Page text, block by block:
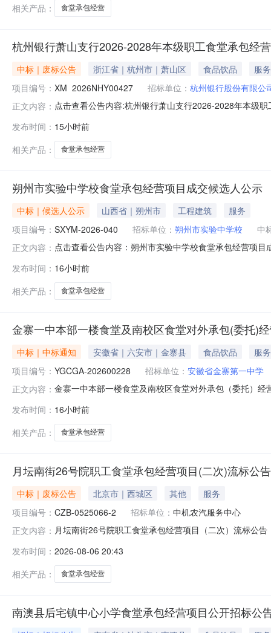
相关产品：
食堂承包经营
杭州银行萧山支行2026-2028年本级职工食堂承包经
中标｜废标公告 浙江省｜杭州市｜萧山区 食品饮品
服务
项目编号： XM_2026NHY00427 招标单位： 杭州银行股份有限公
正文内容： 点击查看公告内容:杭州银行萧山支行2026-2028年本级
发布时间： 15小时前
相关产品：
食堂承包经营
朔州市实验中学校食堂承包经营项目成交候选人公示
中标｜候选人公示 山西省｜朔州市 工程建筑
服务
项目编号： SXYM-2026-040 招标单位： 朔州市实验中学校
中
正文内容： 点击查看公告内容：朔州市实验中学校食堂承包经营项目
发布时间： 16小时前
相关产品：
食堂承包经营
金寨一中本部一楼食堂及南校区食堂对外承包(委托)
中标｜中标通知 安徽省｜六安市｜金寨县 食品饮品
服务
项目编号： YGCGA-202600228 招标单位： 安徽省金寨第一中学
正文内容： 金寨一中本部一楼食堂及南校区食堂对外承包（委托）
寨第一中学招标代理机构：安徽省阳光采购服务平台有
务平台有限责任公司20
发布时间： 16小时前
相关产品：
食堂承包经营
月坛南街26号院职工食堂承包经营项目(二次)流标公告
中标｜废标公告 北京市｜西城区 其他
服务
项目编号： CZB-0525066-2 招标单位： 中机农汽服务中心
正文内容： 月坛南街26号院职工食堂承包经营项目（二次）流标公
63319198电话：18500185512招标人或其招标代理机构
发布时间： 2026-08-06 20:43
相关产品：
食堂承包经营
南澳县后宅镇中心小学食堂承包经营项目公开招标公